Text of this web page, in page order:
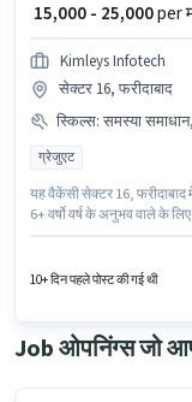
₹ 15,000 - 25,000per
Kimleys Infotech
सेक्टर 16, फरीदाबाद
स्किल्स: समस्या समाधान, मायएसक्यूएल, जावा, जावास्क्रिप्ट,
ग्रेजुएट
यह वैकेंसी सेक्टर 16,
6+ वर्षो वर्ष के अनुभव वाले के
(मैनुअल / ऑटोमेशन), गिट /
चाहिए। KIMLEYS
कम ग्रेजुएट डिग्री या
10+ दिन पहले पोस्ट की गई थी
Job ओपनिंग्स जो